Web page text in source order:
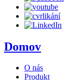
Domov
O nás
Produkt